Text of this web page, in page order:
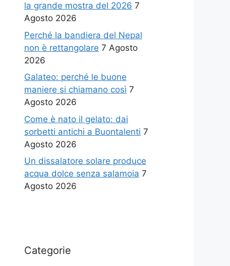
la grande mostra del 2026 7
Agosto 2026
Perché la bandiera del Nepal
non è rettangolare 7 Agosto
2026
Galateo: perché le buone
maniere si chiamano così 7
Agosto 2026
Come è nato il gelato: dai
sorbetti antichi a Buontalenti 7
Agosto 2026
Un dissalatore solare produce
acqua dolce senza salamoia 7
Agosto 2026
Categorie